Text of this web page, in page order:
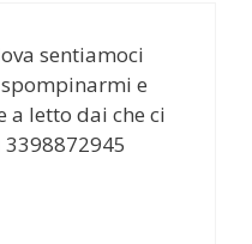
sentiamoci
e
a letto dai che ci